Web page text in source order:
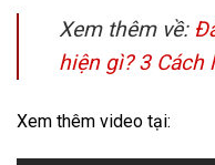
Xem thêm về:
hiện gì? 3 Cách
Xem thêm video tại: